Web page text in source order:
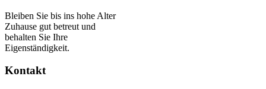
Bleiben Sie bis ins hohe Alter
Zuhause gut betreut und
behalten Sie Ihre
Eigenständigkeit.
Kontakt